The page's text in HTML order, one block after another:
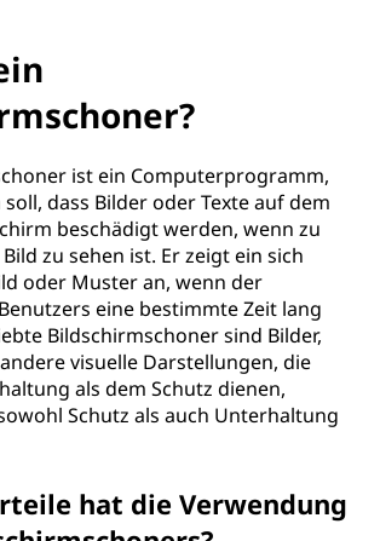
ist ein Computerprogramm,
dass Bilder oder Texte auf dem
beschädigt werden, wenn zu
zu sehen ist. Er zeigt ein sich
oder Muster an, wenn der
eine bestimmte Zeit lang
Bildschirmschoner sind Bilder,
visuelle Darstellungen, die
als dem Schutz dienen,
Schutz als auch Unterhaltung
hat die Verwendung